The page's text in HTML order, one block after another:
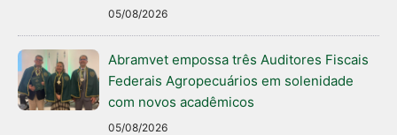
05/08/2026
Abramvet empossa três Auditores Fiscais
Federais Agropecuários em solenidade
com novos acadêmicos
05/08/2026